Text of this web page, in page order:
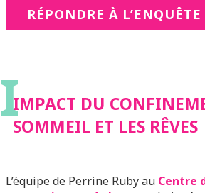
RÉPONDRE À L’ENQUÊTE
IIMPACT DU
SOMMEIL ET LES RÊVES
L’équipe de Perrine Ruby au Centre